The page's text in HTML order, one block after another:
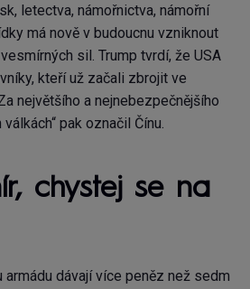
letectva, námořnictva, námořní
má nově v budoucnu vzniknout
sil. Trump tvrdí, že USA
kteří už začali zbrojit ve
největšího a nejnebezpečnějšího
pak označil Čínu.
chystej se na
dávají více peněz než sedm